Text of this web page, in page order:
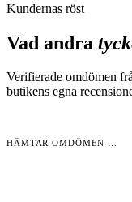
Kundernas röst
Vad andra
Verifierade omdömen
butikens egna
HÄMTAR OMDÖMEN …